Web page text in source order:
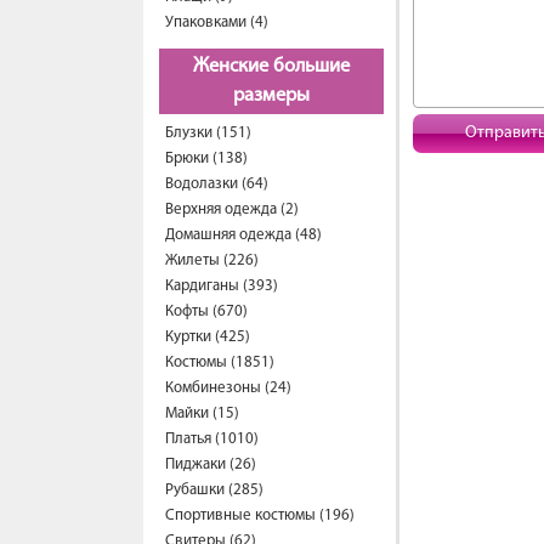
Упаковками (4)
Женские большие
размеры
Блузки (151)
Брюки (138)
Водолазки (64)
Верхняя одежда (2)
Домашняя одежда (48)
Жилеты (226)
Кардиганы (393)
Кофты (670)
Куртки (425)
Костюмы (1851)
Комбинезоны (24)
Майки (15)
Платья (1010)
Пиджаки (26)
Рубашки (285)
Спортивные костюмы (196)